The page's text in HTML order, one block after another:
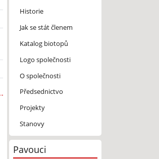
Historie
Jak se stát členem
Katalog biotopů
Logo společnosti
O společnosti
Předsednictvo
Projekty
Stanovy
Pavouci